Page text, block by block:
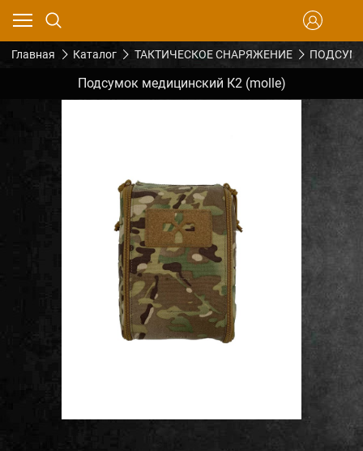
Главная Каталог ТАКТИЧЕСКОЕ СНАРЯЖЕНИЕ
Подсумок медицинский К2 (molle)